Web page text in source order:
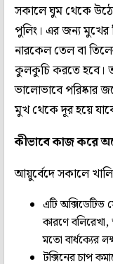
সকালে ঘুম থেকে
পুলিং। এর জন্য
নারকেল তেল বা
কুলকুচি করতে হবে।
ভালোভাবে
মুখ থেকে দূর হয়ে
কীভাবে কাজ করে
আয়ুর্বেদে সকালে
এটি অক্সিডেটিভ
কারণে
মতো বার্ধক্যের
টক্সিনের চাপ